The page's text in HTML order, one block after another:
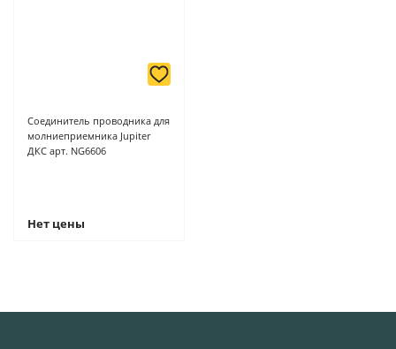
Соединитель проводника для
молниеприемника Jupiter
ДКС арт. NG6606
Нет цены